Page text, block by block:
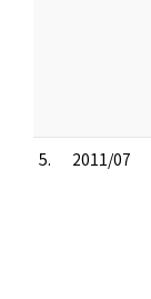
5. 2011/07